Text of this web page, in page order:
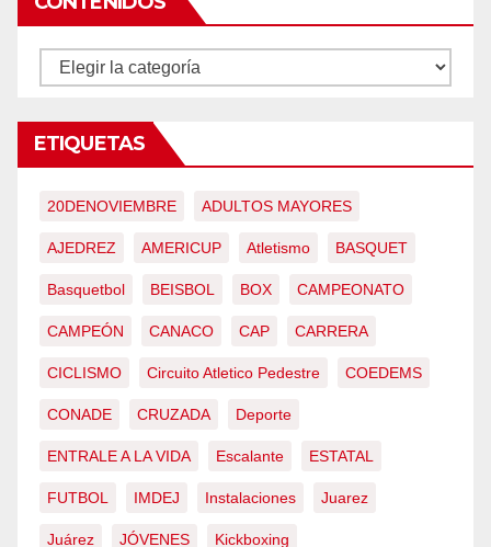
CONTENIDOS
ETIQUETAS
20DENOVIEMBRE ADULTOS MAYORES
AJEDREZ AMERICUP Atletismo BASQUET
Basquetbol BEISBOL BOX CAMPEONATO
CAMPEÓN CANACO CAP CARRERA
CICLISMO Circuito Atletico Pedestre COEDEMS
CONADE CRUZADA Deporte
ENTRALE A LA VIDA Escalante ESTATAL
FUTBOL IMDEJ Instalaciones Juarez
Juárez JÓVENES Kickboxing